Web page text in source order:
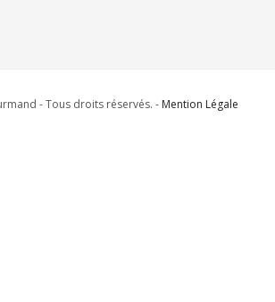
- Tous droits réservés. - Mention Légale